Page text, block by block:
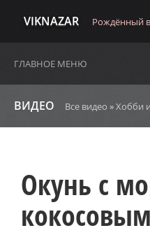
VIKNAZAR Рождённый
ГЛАВНОЕ МЕНЮ
ВИДЕО Все видео »Хобби
Окунь с